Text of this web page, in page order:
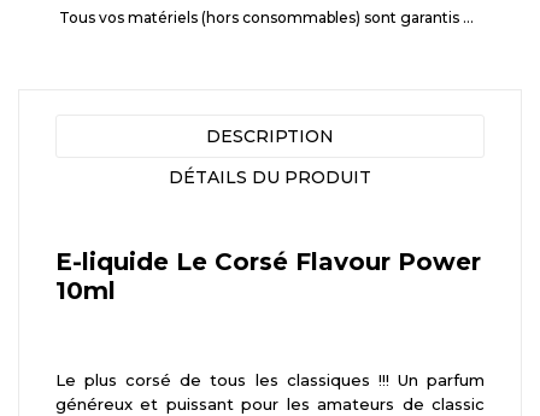
Tous vos matériels (hors consommables) sont garantis 3 mois à partir de la date d'achat
DESCRIPTION
DÉTAILS DU PRODUIT
E-liquide Le Corsé Flavour Power
10ml
Le plus corsé de tous les classiques !!! Un parfum
généreux et puissant pour les amateurs de classic